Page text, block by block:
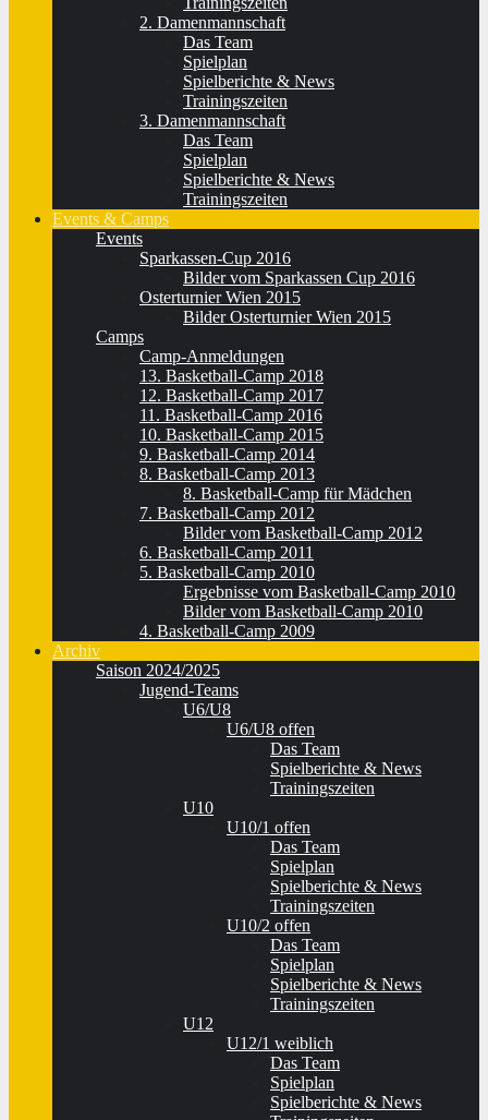
2. Damenmannschaft
Das Team
Spielplan
Spielberichte & News
Trainingszeiten
3. Damenmannschaft
Das Team
Spielplan
Spielberichte & News
Trainingszeiten
Events & Camps
Events
Sparkassen-Cup 2016
Bilder vom Sparkassen Cup 2016
Osterturnier Wien 2015
Bilder Osterturnier Wien 2015
Camps
Camp-Anmeldungen
13. Basketball-Camp 2018
12. Basketball-Camp 2017
11. Basketball-Camp 2016
10. Basketball-Camp 2015
9. Basketball-Camp 2014
8. Basketball-Camp 2013
8. Basketball-Camp für Mädchen
7. Basketball-Camp 2012
Bilder vom Basketball-Camp 2012
6. Basketball-Camp 2011
5. Basketball-Camp 2010
Ergebnisse vom Basketball-Camp 2010
Bilder vom Basketball-Camp 2010
4. Basketball-Camp 2009
Archiv
Saison 2024/2025
Jugend-Teams
U6/U8
U6/U8 offen
Das Team
Spielberichte & News
Trainingszeiten
U10
U10/1 offen
Das Team
Spielplan
Spielberichte & News
Trainingszeiten
U10/2 offen
Das Team
Spielplan
Spielberichte & News
Trainingszeiten
U12
U12/1 weiblich
Das Team
Spielplan
Spielberichte & News